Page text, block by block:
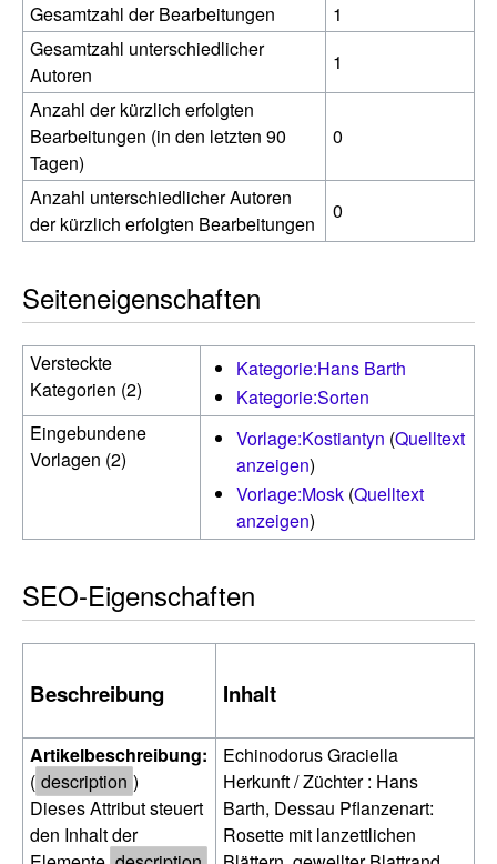
Gesamtzahl der Bearbeitungen
1
Gesamtzahl unterschiedlicher
Autoren
1
Anzahl der kürzlich erfolgten
Bearbeitungen (in den letzten 90
Tagen)
0
Anzahl unterschiedlicher Autoren
der kürzlich erfolgten Bearbeitungen
0
Seiteneigenschaften
Versteckte
Kategorien (2)
Kategorie:Hans Barth
Kategorie:Sorten
Eingebundene
Vorlagen (2)
Vorlage:Kostiantyn (Quelltext
anzeigen)
Vorlage:Mosk(Quelltext
anzeigen)
SEO-Eigenschaften
Beschreibung Inhalt
Artikelbeschreibung:
( description )
Dieses Attribut steuert
den Inhalt der
Echinodorus Graciella
Herkunft / Züchter : Hans
Barth, Dessau Pflanzenart:
Rosette mit lanzettlichen